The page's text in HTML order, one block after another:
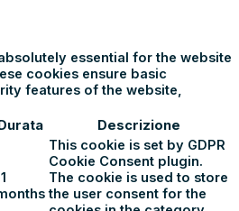
essential for the website
cookies ensure basic
features of the website,
Descrizione
This cookie is set by GDPR
Cookie Consent plugin.
The cookie is used to store
the user consent for the